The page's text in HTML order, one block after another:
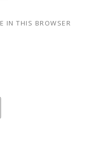
IN THIS BROWSER